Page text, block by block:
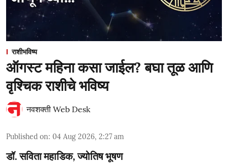
राशीभविष्य
ऑगस्ट महिना कसा जाईल? बघा तूळ आणि
वृश्चिक राशीचे भविष्य
नवशक्ती Web Desk
Published on: 04 Aug 2026, 2:27 am
डॉ. सविता महाडिक, ज्योतिष भूषण